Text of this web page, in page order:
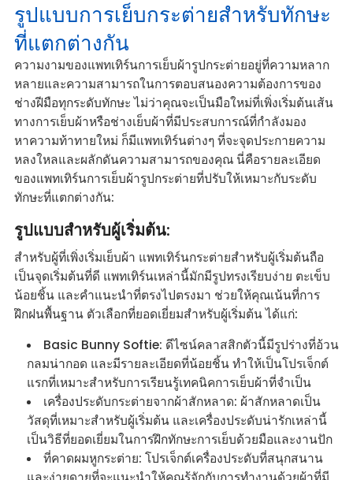
รูปแบบการเย็บกระต่ายสำหรับทักษะ
ที่แตกต่างกัน
ความงามของแพทเทิร์นการเย็บผ้ารูปกระต่ายอยู่ที่ความหลาก
หลายและความสามารถในการตอบสนองความต้องการของ
ช่างฝีมือทุกระดับทักษะ ไม่ว่าคุณจะเป็นมือใหม่ที่เพิ่งเริ่มต้นเส้น
ทางการเย็บผ้าหรือช่างเย็บผ้าที่มีประสบการณ์ที่กำลังมอง
หาความท้าทายใหม่ ก็มีแพทเทิร์นต่างๆ ที่จะจุดประกายความ
หลงใหลและผลักดันความสามารถของคุณ นี่คือรายละเอียด
ของแพทเทิร์นการเย็บผ้ารูปกระต่ายที่ปรับให้เหมาะกับระดับ
ทักษะที่แตกต่างกัน:
รูปแบบสำหรับผู้เริ่มต้น:
สำหรับผู้ที่เพิ่งเริ่มเย็บผ้า แพทเทิร์นกระต่ายสำหรับผู้เริ่มต้นถือ
เป็นจุดเริ่มต้นที่ดี แพทเทิร์นเหล่านี้มักมีรูปทรงเรียบง่าย ตะเข็บ
น้อยชิ้น และคำแนะนำที่ตรงไปตรงมา ช่วยให้คุณเน้นที่การ
ฝึกฝนพื้นฐาน ตัวเลือกที่ยอดเยี่ยมสำหรับผู้เริ่มต้น ได้แก่:
Basic Bunny Softie: ดีไซน์คลาสสิกตัวนี้มีรูปร่างที่อ้วน
กลมน่ากอด และมีรายละเอียดที่น้อยชิ้น ทำให้เป็นโปรเจ็กต์
แรกที่เหมาะสำหรับการเรียนรู้เทคนิคการเย็บผ้าที่จำเป็น
เครื่องประดับกระต่ายจากผ้าสักหลาด: ผ้าสักหลาดเป็น
วัสดุที่เหมาะสำหรับผู้เริ่มต้น และเครื่องประดับน่ารักเหล่านี้
เป็นวิธีที่ยอดเยี่ยมในการฝึกทักษะการเย็บด้วยมือและงานปัก
ที่คาดผมหูกระต่าย: โปรเจ็กต์เครื่องประดับที่สนุกสนาน